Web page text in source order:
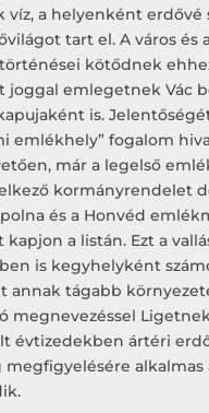
víz, a helyenként erdővé
tart el. A város és
kötődnek
joggal emlegetnek Vác
is.
emlékhely” fogalom
már a legelső
kormányrendelet
és a Honvéd
a listán. Ezt a
is kegyhelyként
annak tágabb
megnevezéssel
évtizedekben ártéri
megfigyelésére alkalmas